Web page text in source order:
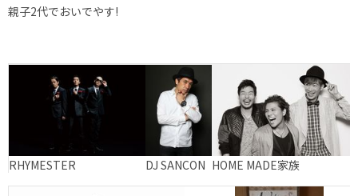
親子2代でおいでやす!
RHYMESTER DJ SANCON HOME MADE家族